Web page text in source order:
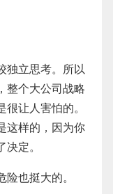
独立思考。所以
整个大公司战略
让人害怕的。
这样的，因为你
定。
也挺大的。